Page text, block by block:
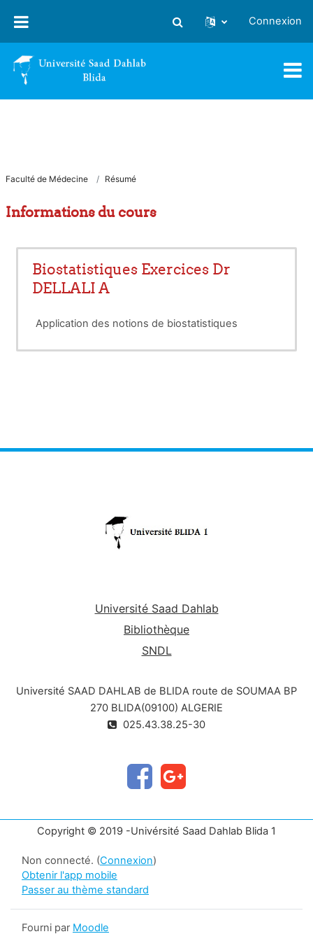
Activer/désactiver la saisie
Connexion
Faculté de Médecine Résumé
Informations du cours
Biostatistiques Exercices Dr
DELLALI A
Application des notions de biostatistiques
Université Saad Dahlab
Bibliothèque
SNDL
Université SAAD DAHLAB de BLIDA route de SOUMAA BP
270 BLIDA(09100) ALGERIE
025.43.38.25-30
Copyright © 2019 -Univérsité Saad Dahlab Blida 1
Non connecté. (Connexion)
Obtenir l'app mobile
Passer au thème standard
Fourni par Moodle